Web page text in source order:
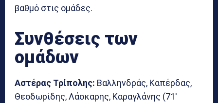
βαθμό στις ομάδες.
Συνθέσεις των
ομάδων
Αστέρας Τρίπολης: Βαλληνδράς, Καπέρδας,
Θεοδωρίδης, Λάσκαρης, Καραγλάνης (71′